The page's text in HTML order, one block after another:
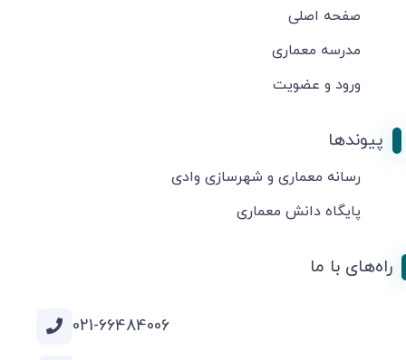
صفحه اصلی
مدرسه معماری
ورود و عضویت
پیوندها
رسانه معماری و شهرسازی وادی
پایگاه دانش معماری
راه‌های با ما
021-66484006